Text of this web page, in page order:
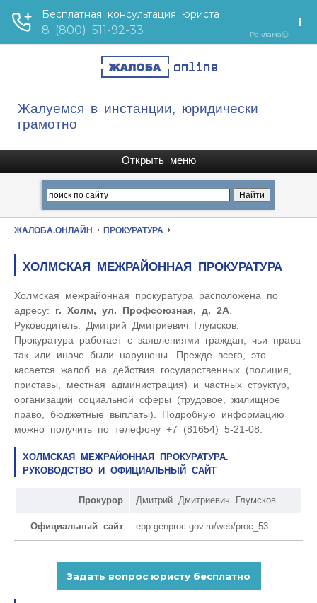
Жалуемся в инстанции, юридически
грамотно
ЖАЛОБА.ОНЛАЙН ПРОКУРАТУРА
ХОЛМСКАЯ МЕЖРАЙОННАЯ ПРОКУРАТУРА
Холмская межрайонная прокуратура расположена по
адресу: г. Холм, ул. Профсоюзная, д. 2А
Руководитель: Дмитрий Дмитриевич Глумсков.
Прокуратура работает с заявлениями граждан, чьи права
так или иначе были нарушены. Прежде всего, это
касается жалоб на действия государственных (полиция,
приставы, местная администрация) и частных структур,
организаций социальной сферы (трудовое, жилищное
право, бюджетные выплаты). Подробную информацию
можно получить по телефону +7 (81654) 5-21-08.
ХОЛМСКАЯ МЕЖРАЙОННАЯ ПРОКУРАТУРА.
РУКОВОДСТВО И ОФИЦИАЛЬНЫЙ САЙТ
Прокурор Дмитрий Дмитриевич Глумсков
Официальный сайт epp.genproc.gov.ru/web/proc_53